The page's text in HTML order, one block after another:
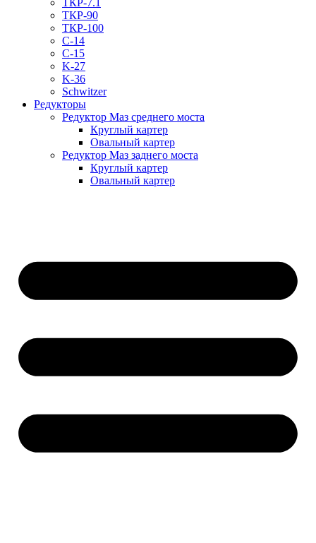
ТКР-7.1
ТКР-90
ТКР-100
C-14
C-15
K-27
K-36
Schwitzer
Редукторы
Редуктор Маз среднего моста
Круглый картер
Овальный картер
Редуктор Маз заднего моста
Круглый картер
Овальный картер